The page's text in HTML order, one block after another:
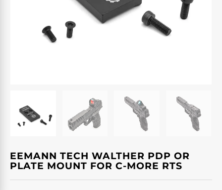
EEMANN TECH WALTHER PDP OR
PLATE MOUNT FOR C-MORE RTS